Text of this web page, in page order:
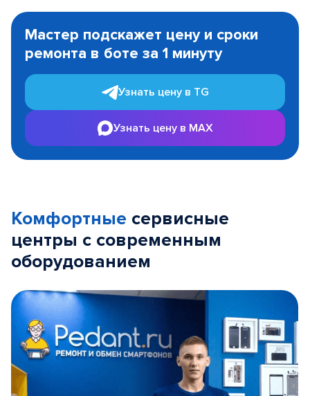
1
Мастер подскажет цену и сроки
ремонта в боте за 1 минуту
Узнать цену в TG
Узнать цену в MAX
Комфортные сервисные
центры с современным
оборудованием